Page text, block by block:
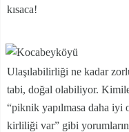
kısaca!
Ulaşılabilirliği ne kadar
tabi, doğal olabiliyor.
“piknik yapılmasa daha iyi
kirliliği var” gibi